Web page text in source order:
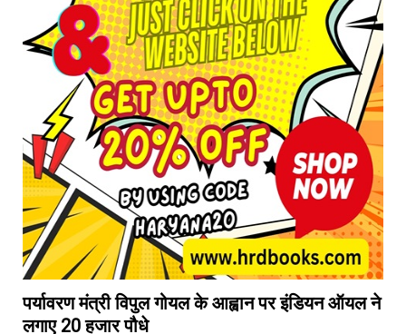
पर्यावरण मंत्री विपुल गोयल के आह्वान पर इंडियन ऑयल ने
लगाए 20 हजार पौधे